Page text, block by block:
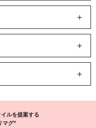
ルを提案する
マグ”